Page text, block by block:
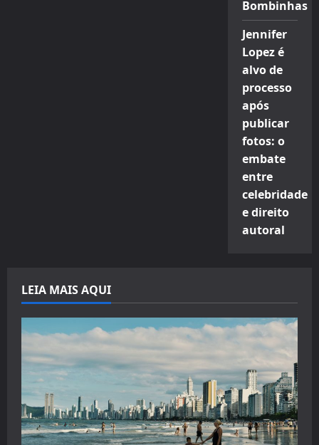
Bombinhas
Jennifer
Lopez é
alvo de
processo
após
publicar
fotos: o
embate
entre
celebridade
e direito
autoral
LEIA MAIS AQUI